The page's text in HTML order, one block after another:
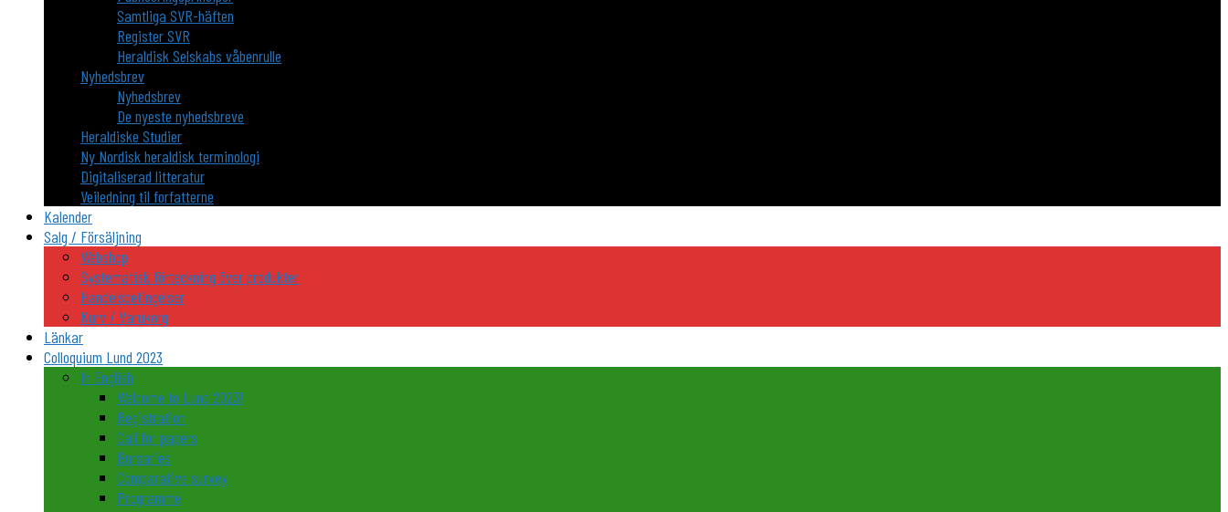
Samtliga SVR-häften
Register SVR
Heraldisk Selskabs våbenrulle
Nyhedsbrev
Nyhedsbrev
De nyeste nyhedsbreve
Heraldiske Studier
Ny Nordisk heraldisk terminologi
Digitaliserad litteratur
Veiledning til forfatterne
Kalender
Salg / Försäljning
Webshop
Systematisk förteckning över produkter
Handelsbetingelser
Kurv / Varukorg
Länkar
Colloquium Lund 2023
In English
Welcome to Lund 2023!
Registration
Call for papers
Bursaries
Comparative survey
Programme